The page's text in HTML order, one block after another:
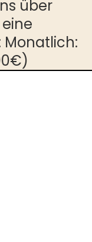
über